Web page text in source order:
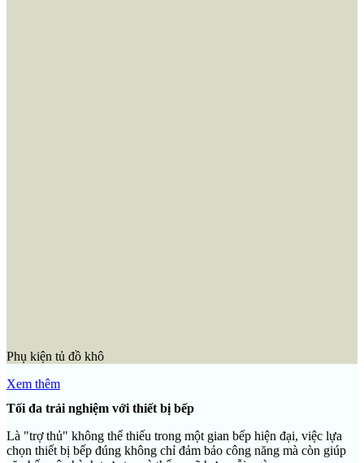
Phụ kiện tủ đồ khô
Xem thêm
Tối đa trải nghiệm với thiết bị bếp
Là "trợ thủ" không thể thiếu trong một gian bếp hiện đại, việc lựa
chọn thiết bị bếp đúng không chỉ đảm bảo công năng mà còn giúp